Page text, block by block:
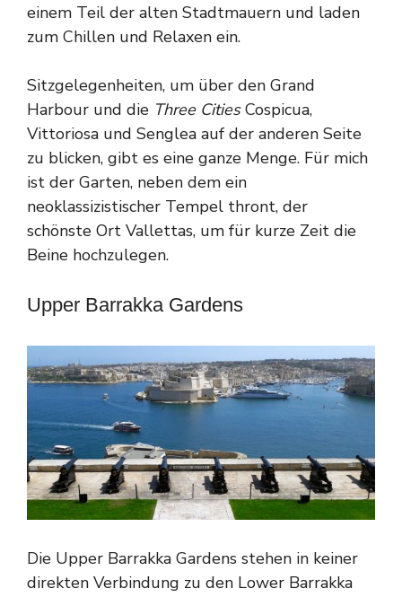
einem Teil der alten Stadtmauern und laden
zum Chillen und Relaxen ein.
Sitzgelegenheiten, um über den Grand
Harbour und die Three CitiesCospicua,
Vittoriosa und Senglea auf der anderen Seite
zu blicken, gibt es eine ganze Menge. Für mich
ist der Garten, neben dem ein
neoklassizistischer Tempel thront, der
schönste Ort Vallettas, um für kurze Zeit die
Beine hochzulegen.
Upper Barrakka Gardens
Die Upper Barrakka Gardens stehen in keiner
direkten Verbindung zu den Lower Barrakka